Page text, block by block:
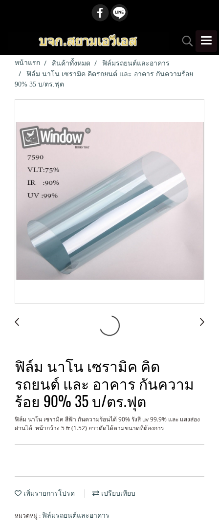
หน้าแรก สินค้าทั้งหมด
ฟิล์มรถยนต์และอาคาร
ฟิล์ม นาโน เซรามิค คิดรถยนต์ และ อาคาร กันความร้อย
90% 35 บ/ตร.ฟุต
ฟิล์ม นาโน เซรามิค คิด
รถยนต์ และ อาคาร กันความ
ร้อย 90% 35 บ/ตร.ฟุต
ฟิล์ม นาโน เซรามิค สีฟ้า กันความร้อนได้ 90% รังสี uv 99.9% และ แสงส่อง
ผ่านได้ หน้ากว้าง 5 ft (1.52) ยาวตัดได้ตามขนาดที่ต้องการ
เพิ่มรายการโปรด เปรียบเทียบ
หมวดหมู่ : ฟิล์มรถยนต์และอาคาร